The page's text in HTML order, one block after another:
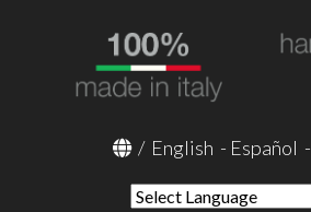
/ English - Español -